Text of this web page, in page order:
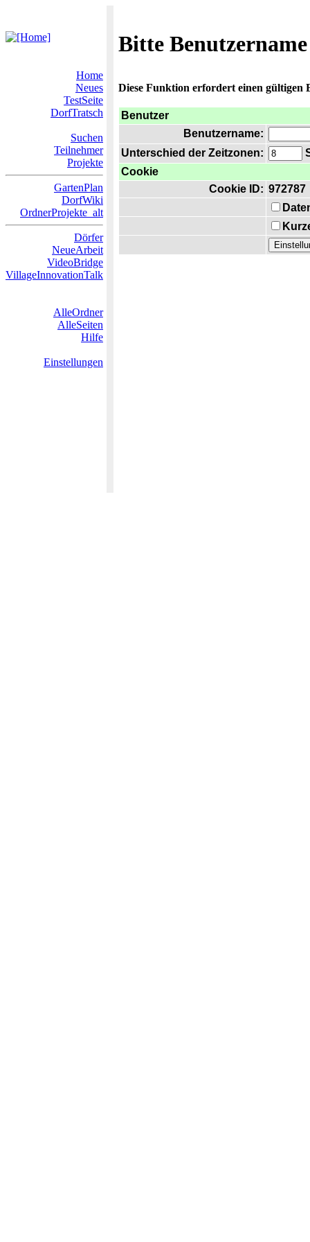
Bitte
Home
Neues
TestSeite
DorfTratsch
Suchen
Teilnehmer
Projekte
GartenPlan
DorfWiki
OrdnerProjekte_alt
Dörfer
NeueArbeit
VideoBridge
VillageInnovationTalk
AlleOrdner
AlleSeiten
Hilfe
Einstellungen
Diese Funktion erfordert einen gültigen
Benutzer
Benutzername:
Unterschied der Zeitzonen:
Cookie
Cookie ID: 972787